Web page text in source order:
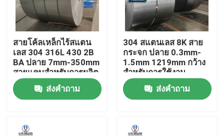
ผลิตภัณฑ์
เกี่ยวกับเรา
ทัวร์โรงงาน
สายโค้ลเหล็กไร้สแตน
เลส 304 316L 430 2B
BA ปลาย 7mm-350mm
สายแคบสําหรับการผลิต
ส่วนประกอบความแม่น
ยํา
ส่งคำถาม
304 สแตนเลส 8K สาย
กระจก ปลาย 0.3mm-
1.5mm 1219mm กว้าง
สําหรับการใช้งาน
ตกแต่งสถาปัตยกรรม
ส่งคำถาม